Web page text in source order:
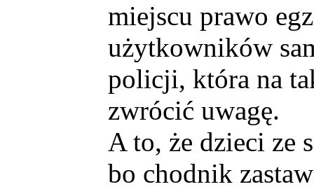
miejscu prawo
użytkowników
policji, która na
zwrócić uwagę.
A to, że dzieci ze
bo chodnik